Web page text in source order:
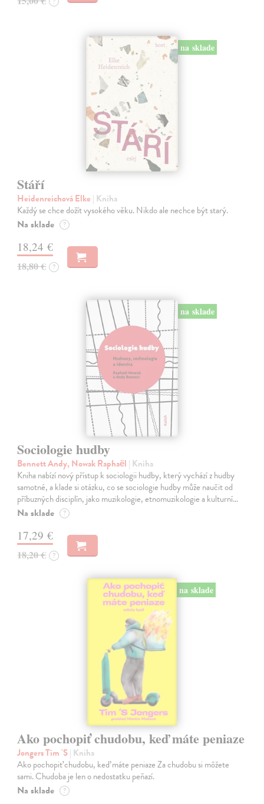
na sklade
Stáří
Heidenreichová Elke | Kniha
Každý se chce dožít vysokého věku. Nikdo ale nechce být starý.
Na sklade ?
18,24 €
18,80 € ?
na sklade
Sociologie hudby
Bennett Andy, Nowak Raphaël | Kniha
Kniha nabízí nový přístup k sociologii hudby, který vychází z hudby
samotné, a klade si otázku, co se sociologie hudby může naučit od
příbuzných disciplín, jako muzikologie, etnomuzikologie a kulturní…
Na sklade ?
17,29 €
18,20 € ?
na sklade
Ako pochopiť chudobu, keď máte peniaze
Jongers Tim 'S| Kniha
Ako pochopiť chudobu, keď máte peniaze Za chudobu si môžete
sami. Chudoba je len o nedostatku peňazí.
Na sklade ?